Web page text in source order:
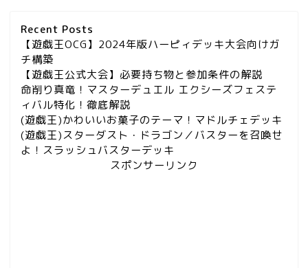
Recent Posts
【遊戯王OCG】2024年版ハーピィデッキ大会向けガ
チ構築
【遊戯王公式大会】必要持ち物と参加条件の解説
命削り真竜！マスターデュエル エクシーズフェステ
ィバル特化！徹底解説
(遊戯王)かわいいお菓子のテーマ！マドルチェデッキ
(遊戯王)スターダスト・ドラゴン／バスターを召喚せ
よ！スラッシュバスターデッキ
スポンサーリンク